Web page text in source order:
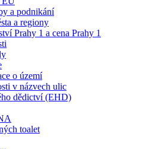
a podnikání
a regiony
Prahy 1 a cena Prahy 1
o území
v názvech ulic
dědictví (EHD)
toalet